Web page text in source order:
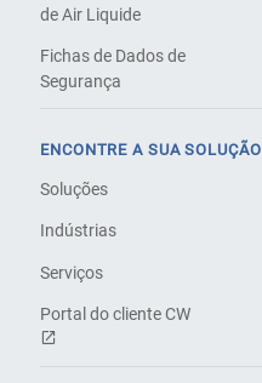
de Air Liquide
Fichas de Dados de
Segurança
ENCONTRE A SUA SOLUÇÃO
Soluções
Indústrias
Serviços
Portal do cliente CW